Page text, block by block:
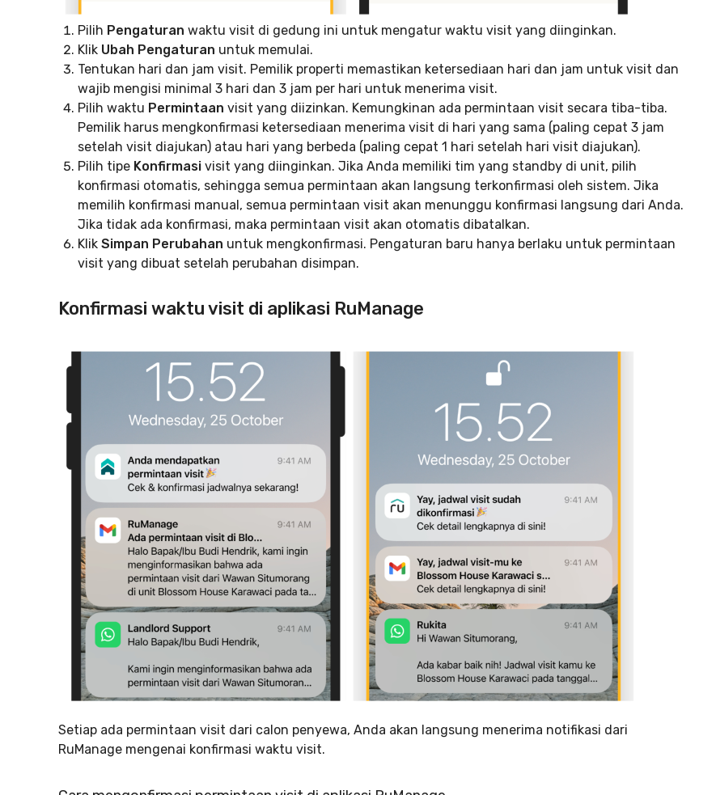
Pilih Pengaturan waktu visit di gedung ini untuk mengatur waktu visit yang diinginkan.
Klik Ubah Pengaturan untuk memulai.
Tentukan hari dan jam visit. Pemilik properti memastikan ketersediaan hari dan jam untuk visit dan
wajib mengisi minimal 3 hari dan 3 jam per hari untuk menerima visit.
Pilih waktu Permintaan visit yang diizinkan. Kemungkinan ada permintaan visit secara tiba-tiba.
Pemilik harus mengkonfirmasi ketersediaan menerima visit di hari yang sama (paling cepat 3 jam
setelah visit diajukan) atau hari yang berbeda (paling cepat 1 hari setelah hari visit diajukan).
Pilih tipe Konfirmasi visit yang diinginkan. Jika Anda memiliki tim yang standby di unit, pilih
konfirmasi otomatis, sehingga semua permintaan akan langsung terkonfirmasi oleh sistem. Jika
memilih konfirmasi manual, semua permintaan visit akan menunggu konfirmasi langsung dari Anda.
Jika tidak ada konfirmasi, maka permintaan visit akan otomatis dibatalkan.
Klik Simpan Perubahan untuk mengkonfirmasi. Pengaturan baru hanya berlaku untuk permintaan
visit yang dibuat setelah perubahan disimpan.
Konfirmasi waktu visit di aplikasi RuManage
Setiap ada permintaan visit dari calon penyewa, Anda akan langsung menerima notifikasi dari
RuManage mengenai konfirmasi waktu visit.